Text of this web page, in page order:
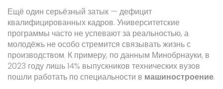
Ещё один серьёзный затык — дефицит
квалифицированных кадров. Университетские
программы часто не успевают за реальностью, а
молодёжь не особо стремится связывать жизнь с
производством. К примеру, по данным Минобрнауки, в
2023 году лишь 14% выпускников технических вузов
пошли работать по специальности в машиностроение.